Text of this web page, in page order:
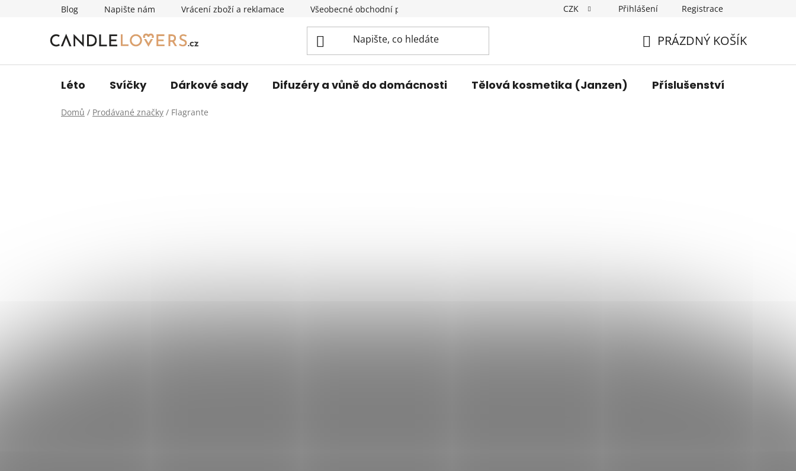
Blog Napište nám Vrácení zboží a reklamace Všeobecné obchodní podmínky Podmínky ochrany osobních údajů Kontakt
CZK Přihlášení Registrace
KOŠÍK
PRÁZDNÝ KOŠÍK
Léto Svíčky Dárkové sady Difuzéry a vůně do domácnosti Tělová kosmetika (Janzen) Příslušenství
Domů / Prodávané značky / Flagrante